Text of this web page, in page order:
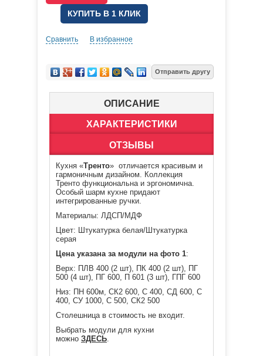
КУПИТЬ В 1 КЛИК
Сравнить В избранное
ОПИСАНИЕ
ХАРАКТЕРИСТИКИ
ОТЗЫВЫ
Кухня «Тренто» отличается красивым и
гармоничным дизайном. Коллекция
Тренто функциональна и эргономична.
Особый шарм кухне придают
интегрированные ручки.
Материалы: ЛДСП/МДФ
Цвет: Штукатурка белая/Штукатурка
серая
Цена указана за модули на фото 1:
Верх: ПЛВ 400 (2 шт), ПК 400 (2 шт), ПГ
500 (4 шт), ПГ 600, П 601 (3 шт), ГПГ 600
Низ: ПН 600м, СК2 600, С 400, СД 600, С
400, СУ 1000, С 500, СК2 500
Столешница в стоимость не входит.
Выбрать модули для кухни
можно ЗДЕСЬ.